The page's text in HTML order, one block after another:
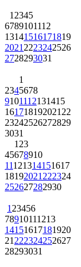
1 2345
6789101112
13141516171819
2021 2223242526
2728293031
1
2345678
9101112131415
161718192021 22
23242526272829
3031
1 23
45678910
11121314151617
18192021 222324
252627282930
1 23456
78910111213
14151617181920
21 222324252627
28293031